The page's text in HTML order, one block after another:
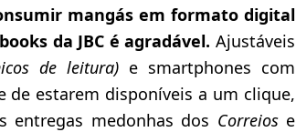
mangás em formato digital
da JBC é agradável. Ajustáveis
de leitura) e smartphones com
de estarem disponíveis a um clique,
entregas medonhas dos Correiose